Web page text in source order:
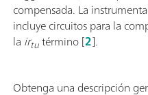
compensada. La
incluye circuitos para la
la irtutérmino [2].
Obtenga una descripción